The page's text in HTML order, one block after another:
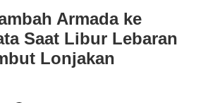
Armada ke
Saat Libur Lebaran
Lonjakan